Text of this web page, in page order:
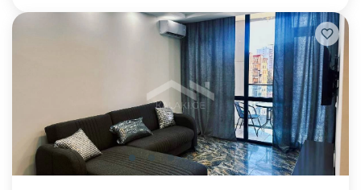
lens lens lens lens lens